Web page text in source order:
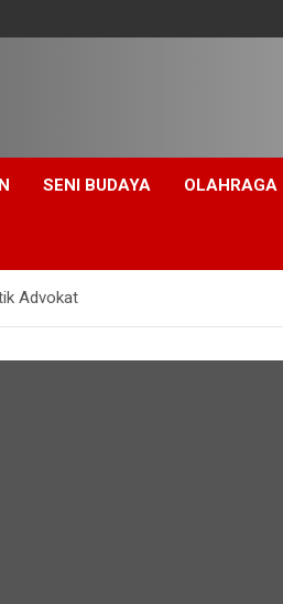
SENI BUDAYA OLAHRAGA
Advokat